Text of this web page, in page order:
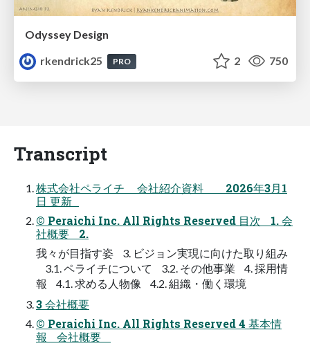
Odyssey Design
rkendrick25
PRO 2 750
Transcript
株式会社ペライチ 会社紹介資料 2026年3月1
日 更新
© Peraichi Inc. All Rights Reserved 目次 1. 会
社概要 2.
我々が目指す姿 3. ビジョン実現に向けた取り組み
3.1. ペライチについて 3.2. その他事業 4. 採用情
報 4.1. 求める人物像 4.2. 組織・働く環境
3 会社概要
© Peraichi Inc. All Rights Reserved 4 基本情
報 会社概要